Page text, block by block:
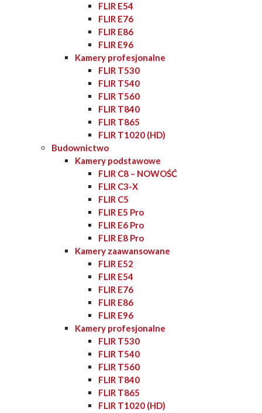
FLIR E54
FLIR E76
FLIR E86
FLIR E96
Kamery profesjonalne
FLIR T530
FLIR T540
FLIR T560
FLIR T840
FLIR T865
FLIR T1020 (HD)
Budownictwo
Kamery podstawowe
FLIR C8 – NOWOŚĆ
FLIR C3-X
FLIR C5
FLIR E5 Pro
FLIR E6 Pro
FLIR E8 Pro
Kamery zaawansowane
FLIR E52
FLIR E54
FLIR E76
FLIR E86
FLIR E96
Kamery profesjonalne
FLIR T530
FLIR T540
FLIR T560
FLIR T840
FLIR T865
FLIR T1020 (HD)